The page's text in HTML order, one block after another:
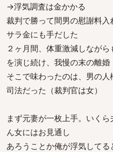
→浮気調査は金かかる
裁判で勝って間男の慰謝料入
サラ金にも手だした
２ヶ月間、体重激減しなが
を演じ続け、我慢の末の離婚
そこで味わったのは、男の
司法だった（裁判官は女）
まず元妻が一枚上手。いく
ん女にはお見通し
あろうことか俺が浮気して